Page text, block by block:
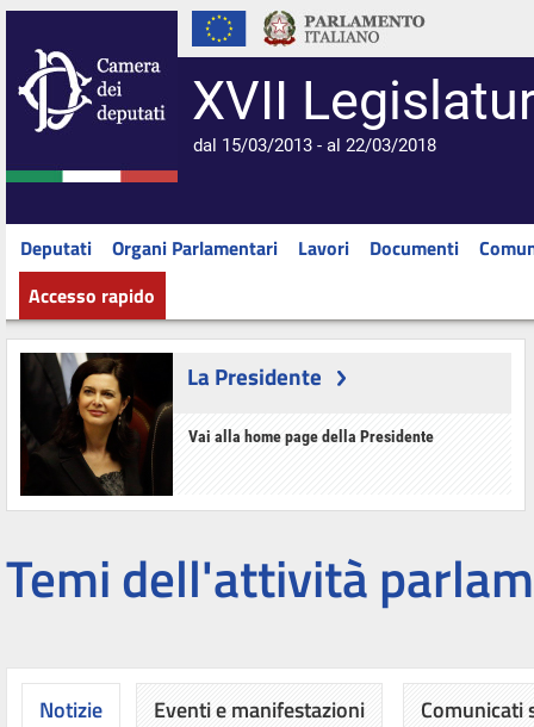
XVII
dal 15/03/2013 - al 22/03/2018
Deputati Organi Parlamentari Lavori Documenti
Accesso rapido
La Presidente
Vai alla home page della Presidente
Temi dell'attività
Notizie Eventi e manifestazioni Comunicati